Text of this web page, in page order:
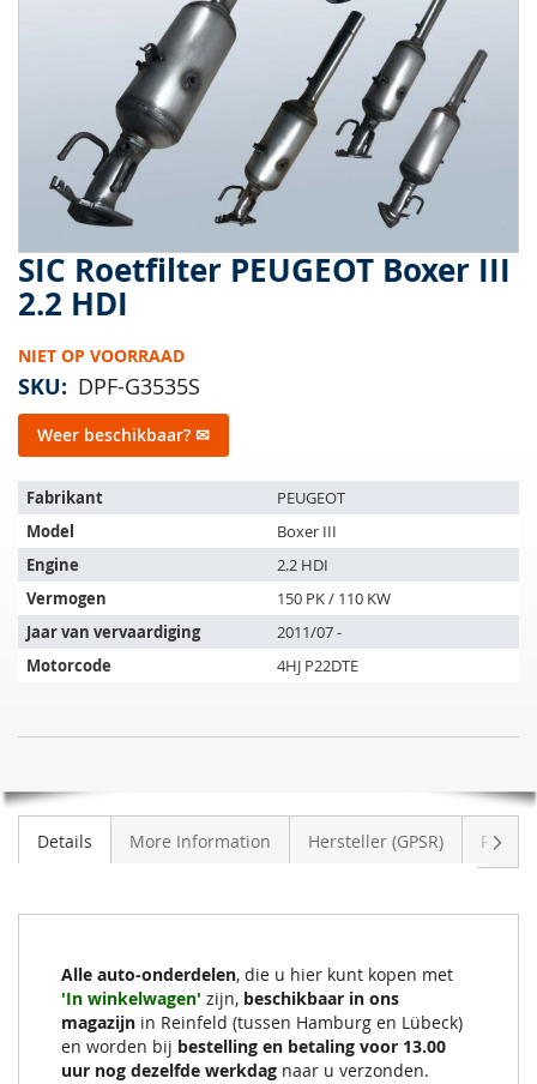
SIC Roetfilter PEUGEOT Boxer III
2.2 HDI
NIET OP VOORRAAD
SKU DPF-G3535S
Weer beschikbaar? ✉
Het
artikel
past
op
de
volgende
voertuigen:
Fabrikant
PEUGEOT
Model
Boxer III
Engine
2.2 HDI
Vermogen
150 PK / 110 KW
Jaar van vervaardiging
2011/07 -
Motorcode
4HJ P22DTE
PEUGEOT
Boxer
VOORRAAD
Ga
naar
het
van
de
gallerij
Details More Information Hersteller (GPSR)
Alle auto-onderdelen, die u hier kunt kopen met
'In winkelwagen' zijn, beschikbaar in ons
magazijn in Reinfeld (tussen Hamburg en Lübeck)
en worden bij bestelling en betaling voor 13.00
uur nog dezelfde werkdag naar u verzonden.